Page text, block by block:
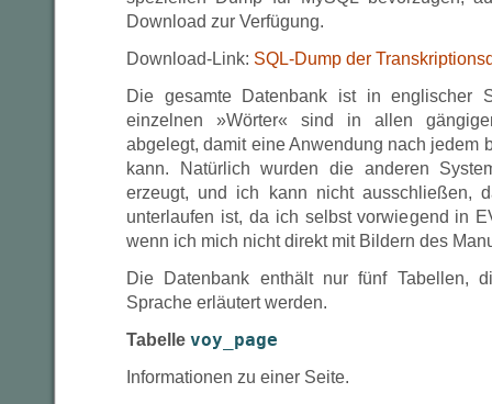
Download zur Verfügung.
Download-Link: SQL-Dump der
Die gesamte Datenbank ist in englischer
einzelnen »Wörter« sind in allen
abgelegt, damit eine Anwendung nach jedem
kann. Natürlich wurden die anderen
erzeugt, und ich kann nicht ausschließen,
unterlaufen ist, da ich selbst vorwiegend in
wenn ich mich nicht direkt mit Bildern des
Die Datenbank enthält nur fünf Tabellen,
Sprache erläutert werden.
Tabelle voy_page
Informationen zu einer Seite.